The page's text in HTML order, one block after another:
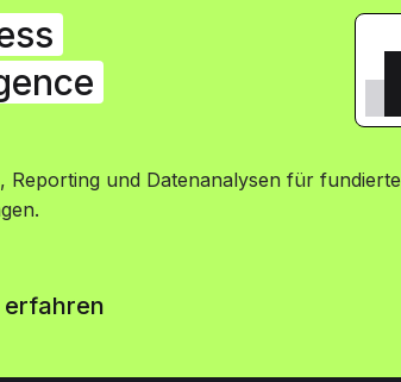
Reporting und Datenanalysen für fundierte
erfahren